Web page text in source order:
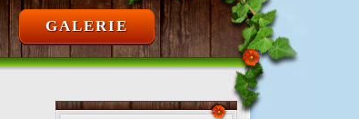
GALERIE